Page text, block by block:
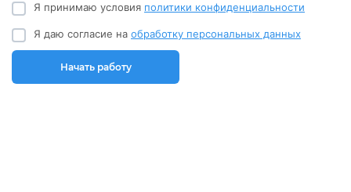
Я принимаю условия политики конфиденциальности
Я даю согласие на обработку персональных данных
Начать работу